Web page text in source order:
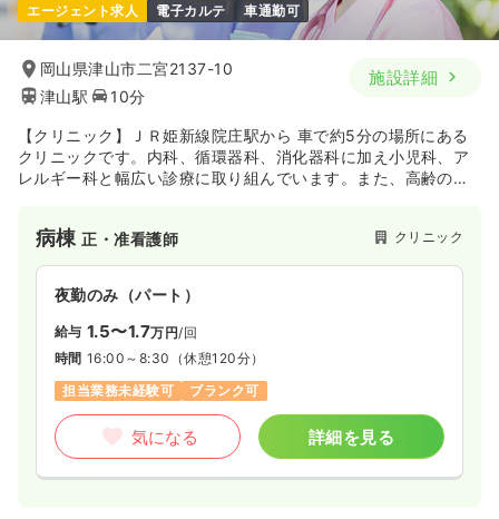
エージェント求人 電子カルテ 車通勤可
岡山県津山市二宮2137-10
津山駅
10分
施設詳細
【クリニック】ＪＲ姫新線院庄駅から 車で約5分の場所にある
クリニックです。内科、循環器科、消化器科に加え小児科、ア
レルギー科と幅広い診療に取り組んでいます。また、高齢の患
病棟正・准看護師 クリニック
夜勤のみ（パート）
給与 1.5〜1.7万円/回
時間 16:00～8:30 （休憩120分）
担当業務未経験可
ブランク可
気になる 詳細を見る